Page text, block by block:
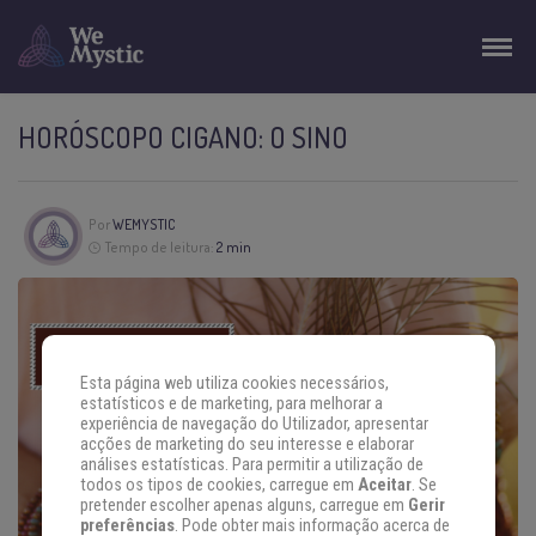
HORÓSCOPO CIGANO: O SINO
PorWEMYSTIC
Tempo de leitura: 2 min
Esta página web utiliza cookies necessários,
estatísticos e de marketing, para melhorar a
experiência de navegação do Utilizador, apresentar
acções de marketing do seu interesse e elaborar
análises estatísticas. Para permitir a utilização de
todos os tipos de cookies, carregue em Aceitar. Se
pretender escolher apenas alguns, carregue em Gerir
preferências. Pode obter mais informação acerca de